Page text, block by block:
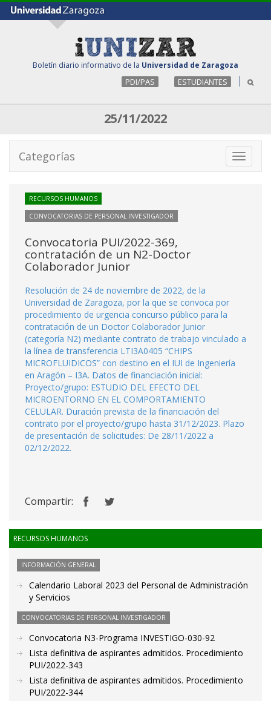
Boletín diario informativo de la Universidad de Zaragoza
PDI/PAS ESTUDIANTES
25/11/2022
Toggle
Categorías
RECURSOS HUMANOS
CONVOCATORIAS DE PERSONAL INVESTIGADOR
Convocatoria PUI/2022-369,
contratación de un N2-Doctor
Colaborador Junior
Resolución de 24 de noviembre de 2022, de la
Universidad de Zaragoza, por la que se convoca por
procedimiento de urgencia concurso público para la
contratación de un Doctor Colaborador Junior
(categoría N2) mediante contrato de trabajo vinculado a
la línea de transferencia LTI3A0405 “CHIPS
MICROFLUIDICOS” con destino en el IUI de Ingeniería
en Aragón – I3A. Datos de financiación inicial:
Proyecto/grupo: ESTUDIO DEL EFECTO DEL
MICROENTORNO EN EL COMPORTAMIENTO
CELULAR. Duración prevista de la financiación del
contrato por el proyecto/grupo hasta 31/12/2023. Plazo
de presentación de solicitudes: De 28/11/2022 a
02/12/2022.
Compartir:
RECURSOS HUMANOS
INFORMACIÓN GENERAL
Calendario Laboral 2023 del Personal de Administración
y Servicios
CONVOCATORIAS DE PERSONAL INVESTIGADOR
Convocatoria N3-Programa INVESTIGO-030-92
Lista definitiva de aspirantes admitidos. Procedimiento
PUI/2022-343
Lista definitiva de aspirantes admitidos. Procedimiento
PUI/2022-344